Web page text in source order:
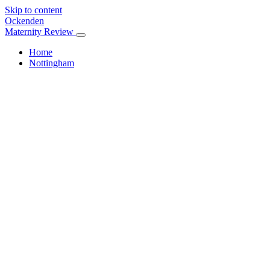
Skip to content
Ockenden
Maternity Review
Home
Nottingham